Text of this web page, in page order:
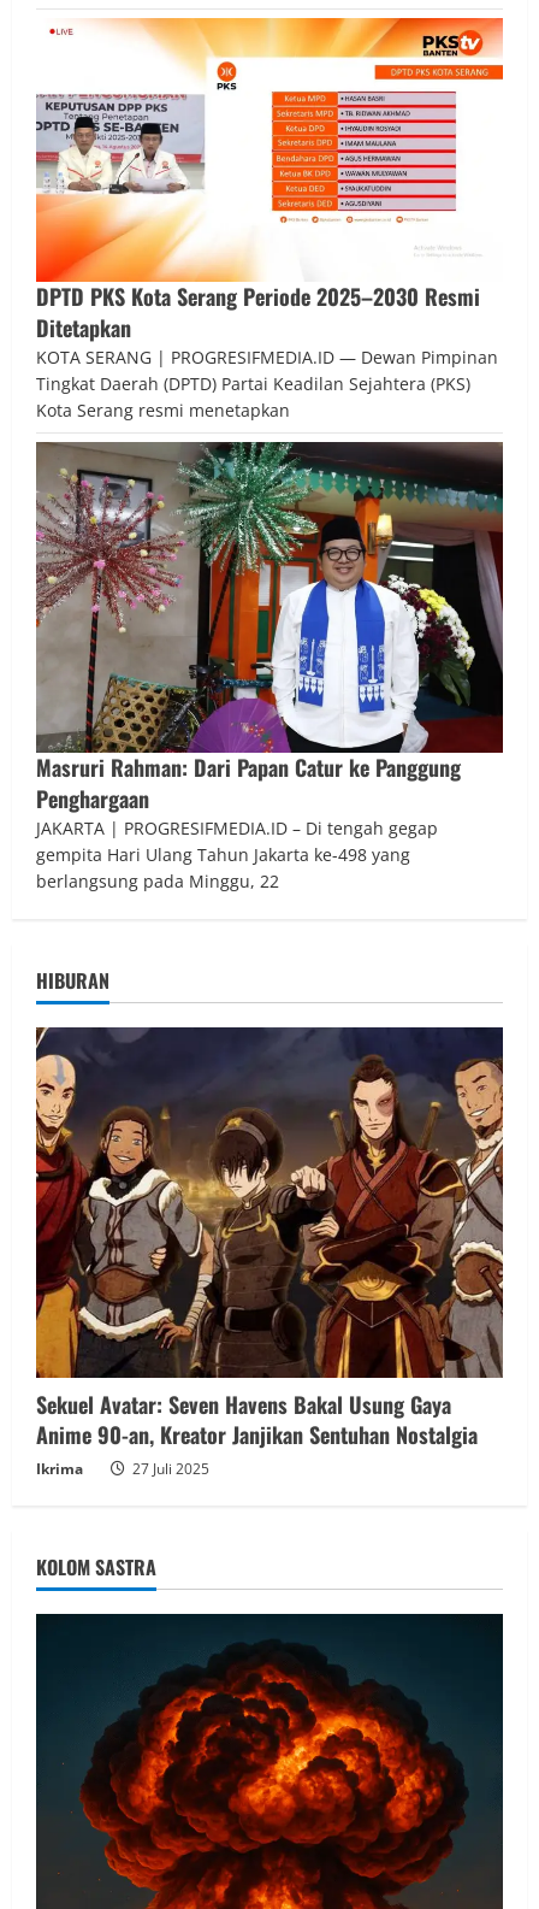
DPTD PKS Kota Serang Periode 2025–2030 Resmi
Ditetapkan
KOTA SERANG | PROGRESIFMEDIA.ID — Dewan Pimpinan
Tingkat Daerah (DPTD) Partai Keadilan Sejahtera (PKS)
Kota Serang resmi menetapkan
Masruri Rahman: Dari Papan Catur ke Panggung
Penghargaan
JAKARTA | PROGRESIFMEDIA.ID – Di tengah gegap
gempita Hari Ulang Tahun Jakarta ke-498 yang
berlangsung pada Minggu, 22
HIBURAN
Sekuel Avatar: Seven Havens Bakal Usung Gaya
Anime 90-an, Kreator Janjikan Sentuhan Nostalgia
Ikrima 27 Juli 2025
KOLOM SASTRA